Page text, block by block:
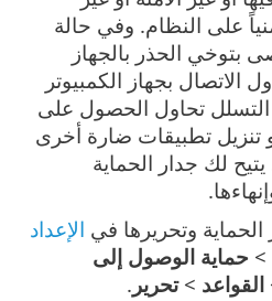
على النظام. وفي حالة
بتوخي الحذر بالجهاز
الاتصال بجهاز الكمبيوتر
التسلل تحاول الحصول على
تنزيل تطبيقات ضارة أخرى
لك جدار الحماية
وتحريرها في الإعداد
> حماية الوصول إلى
القواعد >تحرير .